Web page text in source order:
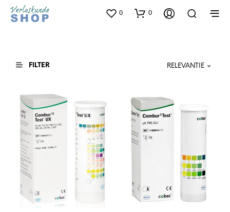
0 0
FILTER RELEVANTIE